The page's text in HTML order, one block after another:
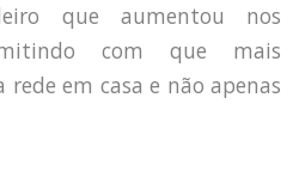
que aumentou nos
com que mais
em casa e não apenas